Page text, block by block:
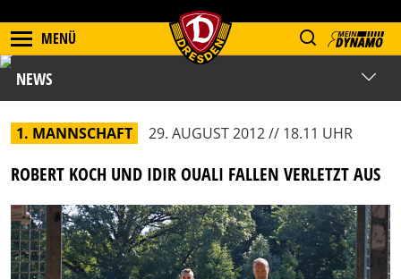
MENÜ
NEWS
1. MANNSCHAFT 29. AUGUST 2012 // 18.11 UHR
ROBERT KOCH UND IDIR OUALI FALLEN VERLETZT AUS